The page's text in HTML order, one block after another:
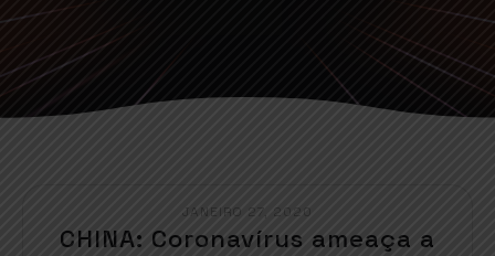
JANEIRO 27, 2020
CHINA: Coronavírus ameaça a